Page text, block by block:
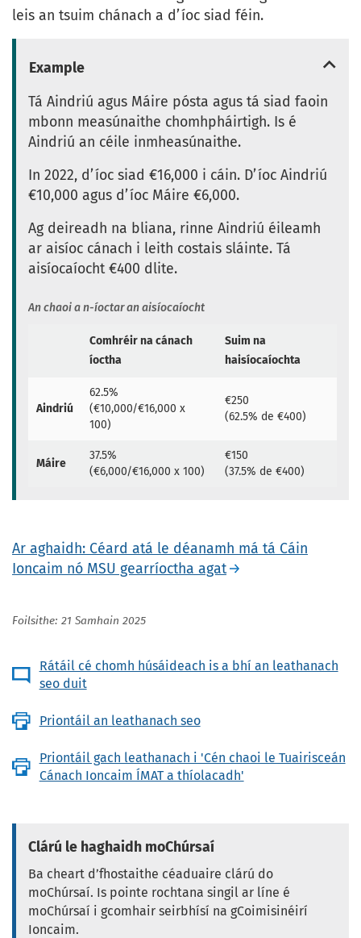
leis an tsuim chánach a d’íoc siad féin.
Example
Tá Aindriú agus Máire pósta agus tá siad faoin
mbonn measúnaithe chomhpháirtigh. Is é
Aindriú an céile inmheasúnaithe.
In 2022, d’íoc siad €16,000 i cáin. D’íoc Aindriú
€10,000 agus d’íoc Máire €6,000.
Ag deireadh na bliana, rinne Aindriú éileamh
ar aisíoc cánach i leith costais sláinte. Tá
aisíocaíocht €400 dlite.
An chaoi a n-íoctar an aisíocaíocht
Comhréir na cánach
íoctha
Suim na
haisíocaíochta
Aindriú
62.5%
(€10,000/€16,000 x
100)
€250
(62.5% de €400)
Máire
37.5%
(€6,000/€16,000 x 100)
€150
(37.5% de €400)
Ar aghaidh: Céard atá le déanamh má tá Cáin
Ioncaim nó MSU gearríoctha agat
Foilsithe: 21 Samhain 2025
Rátáil cé chomh húsáideach is a bhí an leathanach
seo duit
Priontáil an leathanach seo
Priontáil gach leathanach i 'Cén chaoi le Tuairisceán
Cánach Ioncaim ÍMAT a thíolacadh'
Clárú le haghaidh moChúrsaí
Ba cheart d’fhostaithe céaduaire clárú do
moChúrsaí. Is pointe rochtana singil ar líne é
moChúrsaí i gcomhair seirbhísí na gCoimisinéirí
Ioncaim.